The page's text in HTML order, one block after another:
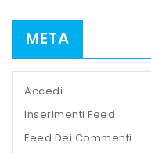
META
Accedi
Inserimenti Feed
Feed Dei Commenti